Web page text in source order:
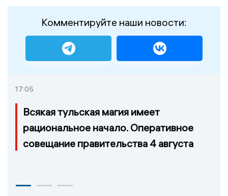
Комментируйте наши новости:
17:05
Всякая тульская магия имеет
рациональное начало. Оперативное
совещание правительства 4 августа